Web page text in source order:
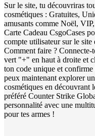
Sur le site, tu découvriras
cosmétiques : Gratuites,
amusants comme Noël,
Carte Cadeau CsgoCases
compte utilisateur sur le site
Comment faire ?
vert "+" en haut à droite et
ton code unique et
peux maintenant explorer
cosmétiques en découvrant
préféré Counter Strike
personnalité avec une
pour tes armes !